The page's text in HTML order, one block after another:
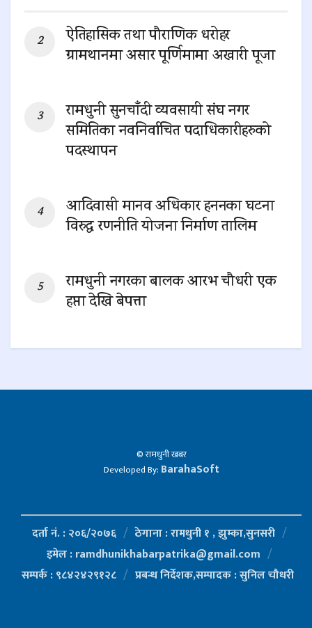
ऐतिहासिक तथा पौराणिक धरोहर
ग्रामथानमा असार पूर्णिमामा अखारी पूजा
रामधुनी सुनचाँदी व्यवसायी संघ नगर
समितिका नवनिर्वाचित पदाधिकारीहरुको
पदस्थापन
आदिवासी मानव अधिकार हननका घटना
विरुद्ध रणनीति योजना निर्माण तालिम
रामधुनी नगरका बालक आरभ चौधरी एक
हप्ता देखि बेपत्ता
© रामधुनी खबर
Developed By: BarahaSoft
दर्ता नं. : २०६/२०७६
ठेगाना : रामधुनी १ , झुम्का,सुनसरी
इमेल : ramdhunikhabarpatrika@gmail.com
सम्पर्क : ९८४२४२९१२८
प्रबन्ध निर्देशक,सम्पादक : सुनिल चौधरी